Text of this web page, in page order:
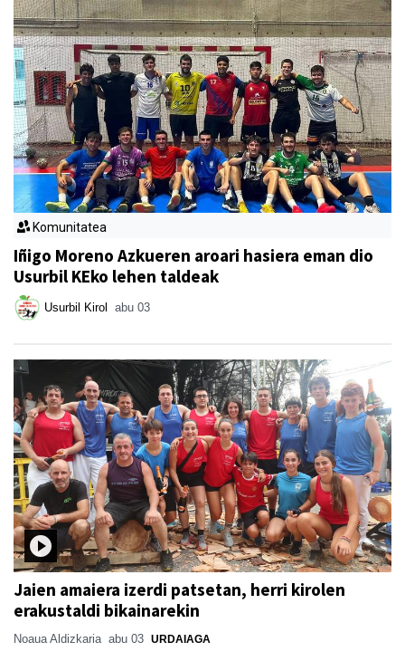
Komunitatea
Iñigo Moreno Azkueren aroari hasiera eman dio
Usurbil KEko lehen taldeak
Usurbil Kirol abu 03
Jaien amaiera izerdi patsetan, herri kirolen
erakustaldi bikainarekin
Noaua Aldizkaria abu 03 URDAIAGA